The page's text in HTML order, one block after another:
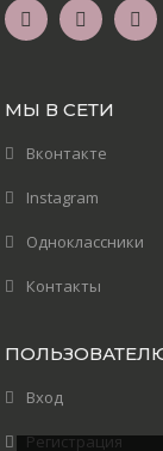
МЫ В СЕТИ
Вконтакте
Instagram
Одноклассники
Контакты
Вход
Регистрация